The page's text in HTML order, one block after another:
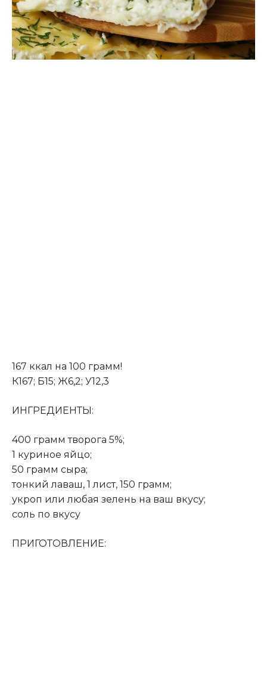
167 ккал на 100 грамм!
К167; Б15; Ж6,2; У12,3
ИНГРЕДИЕНТЫ:
400 грамм творога 5%;
1 куриное яйцо;
50 грамм сыра;
тонкий лаваш, 1 лист, 150 грамм;
укроп или любая зелень на ваш вкусу;
соль по вкусу
ПРИГОТОВЛЕНИЕ: